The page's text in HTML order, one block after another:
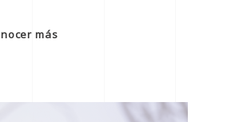
más